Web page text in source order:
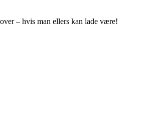
– hvis man ellers kan lade være!